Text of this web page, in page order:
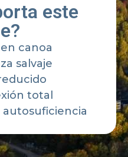
este
canoa
salvaje
total
autosuficiencia